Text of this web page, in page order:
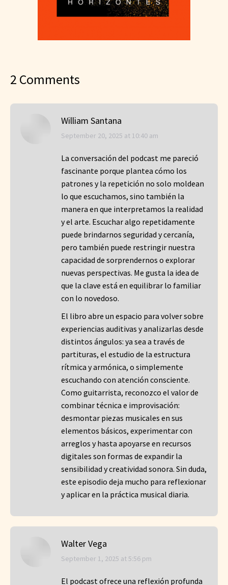
2 Comments
William Santana
says:
September 20, 2025 at 10:40 am
La conversación del podcast me pareció
fascinante porque plantea cómo los
patrones y la repetición no solo moldean
lo que escuchamos, sino también la
manera en que interpretamos la realidad
y el arte. Escuchar algo repetidamente
puede brindarnos seguridad y cercanía,
pero también puede restringir nuestra
capacidad de sorprendernos o explorar
nuevas perspectivas. Me gusta la idea de
que la clave está en equilibrar lo familiar
con lo novedoso.
El libro abre un espacio para volver sobre
experiencias auditivas y analizarlas desde
distintos ángulos: ya sea a través de
partituras, el estudio de la estructura
rítmica y armónica, o simplemente
escuchando con atención consciente.
Como guitarrista, reconozco el valor de
combinar técnica e improvisación:
desmontar piezas musicales en sus
elementos básicos, experimentar con
arreglos y hasta apoyarse en recursos
digitales son formas de expandir la
sensibilidad y creatividad sonora. Sin duda,
este episodio deja mucho para reflexionar
y aplicar en la práctica musical diaria.
Walter Vega
says:
September 1, 2025 at 5:56 pm
El podcast ofrece una reflexión profunda